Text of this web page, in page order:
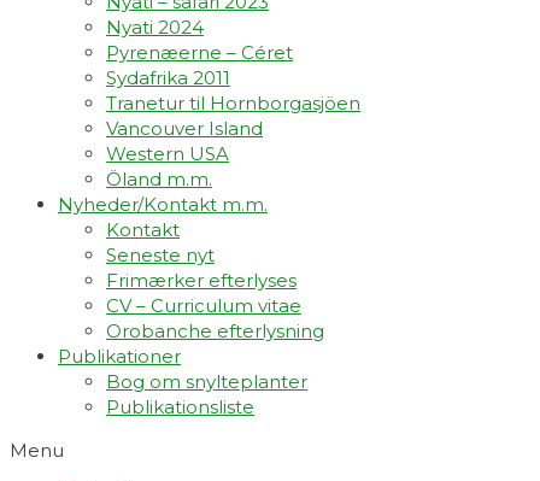
Nyati 2024
Pyrenæerne – Céret
Sydafrika 2011
Tranetur til Hornborgasjöen
Vancouver Island
Western USA
Öland m.m.
Nyheder/Kontakt m.m.
Kontakt
Seneste nyt
Frimærker efterlyses
CV – Curriculum vitae
Orobanche efterlysning
Publikationer
Bog om snylteplanter
Publikationsliste
Menu